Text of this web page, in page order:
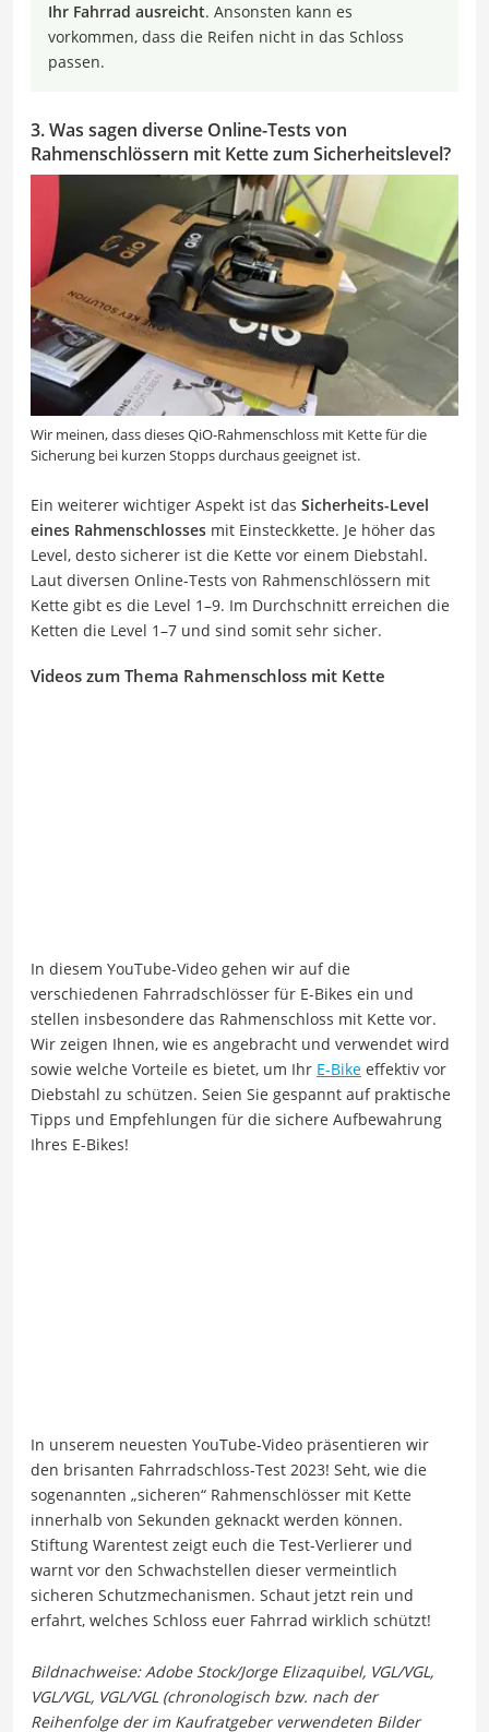
Ihr Fahrrad ausreicht. Ansonsten kann es
vorkommen, dass die Reifen nicht in das Schloss
passen.
3. Was sagen diverse Online-Tests von
Rahmenschlössern mit Kette zum Sicherheitslevel?
Wir meinen, dass dieses QiO-Rahmenschloss mit Kette für die
Sicherung bei kurzen Stopps durchaus geeignet ist.
Ein weiterer wichtiger Aspekt ist das Sicherheits-Level
eines Rahmenschlosses mit Einsteckkette. Je höher das
Level, desto sicherer ist die Kette vor einem Diebstahl.
Laut diversen Online-Tests von Rahmenschlössern mit
Kette gibt es die Level 1–9. Im Durchschnitt erreichen die
Ketten die Level 1–7 und sind somit sehr sicher.
Videos zum Thema Rahmenschloss mit Kette
In diesem YouTube-Video gehen wir auf die
verschiedenen Fahrradschlösser für E-Bikes ein und
stellen insbesondere das Rahmenschloss mit Kette vor.
Wir zeigen Ihnen, wie es angebracht und verwendet wird
sowie welche Vorteile es bietet, um Ihr E-Bike effektiv vor
Diebstahl zu schützen. Seien Sie gespannt auf praktische
Tipps und Empfehlungen für die sichere Aufbewahrung
Ihres E-Bikes!
In unserem neuesten YouTube-Video präsentieren wir
den brisanten Fahrradschloss-Test 2023! Seht, wie die
sogenannten „sicheren“ Rahmenschlösser mit Kette
innerhalb von Sekunden geknackt werden können.
Stiftung Warentest zeigt euch die Test-Verlierer und
warnt vor den Schwachstellen dieser vermeintlich
sicheren Schutzmechanismen. Schaut jetzt rein und
erfahrt, welches Schloss euer Fahrrad wirklich schützt!